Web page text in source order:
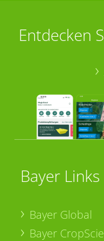
Entdecken
Bayer Links
Bayer Global
Bayer